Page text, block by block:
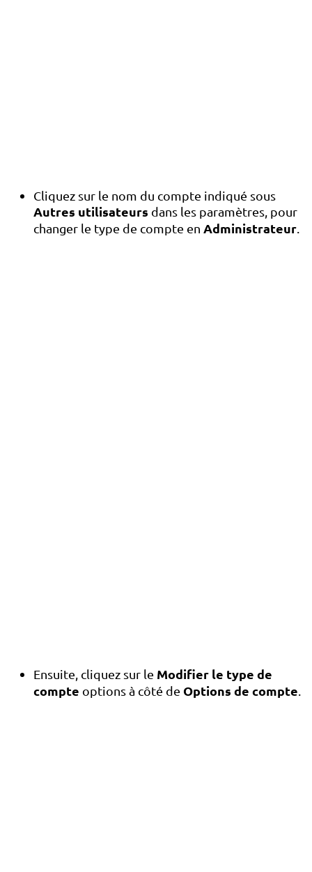
Cliquez sur le nom du compte indiqué sous
Autres utilisateurs dans les paramètres, pour
changer le type de compte en Administrateur
Ensuite, cliquez sur le Modifier le type de
compte options à côté de Options de compte